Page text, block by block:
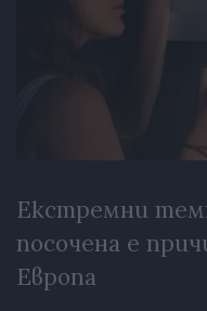
Екстремни
посочена е
Европа